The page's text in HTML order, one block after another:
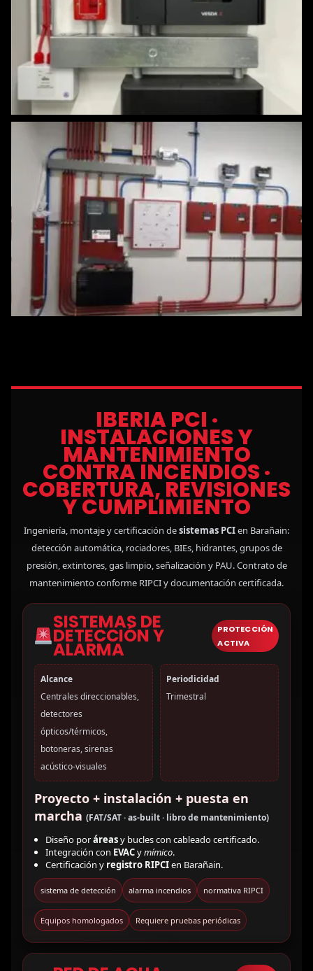
IBERIA PCI ·
INSTALACIONES Y
MANTENIMIENTO
CONTRA INCENDIOS ·
COBERTURA, REVISIONES
Y CUMPLIMIENTO
Ingeniería, montaje y certificación desistemas PCIen Barañain:
detección automática, rociadores, BIEs, hidrantes, grupos de
presión, extintores, gas limpio, señalización y PAU. Contrato de
mantenimiento conforme RIPCI y documentación certificada.
SISTEMAS DE
DETECCIÓN Y
ALARMA
PROTECCIÓN
ACTIVA
Alcance
Centrales direccionables,
detectores
ópticos/térmicos,
botoneras, sirenas
acústico-visuales
Periodicidad
Trimestral
Proyecto + instalación + puesta en
marcha (FAT/SAT · as-built · libro de mantenimiento)
Diseño poráreasy bucles con cableado certificado.
Integración con EVACymímico.
Certificación y registro RIPCIen Barañain.
sistema de detección alarma incendios normativa RIPCI
Equipos homologados Requiere pruebas periódicas